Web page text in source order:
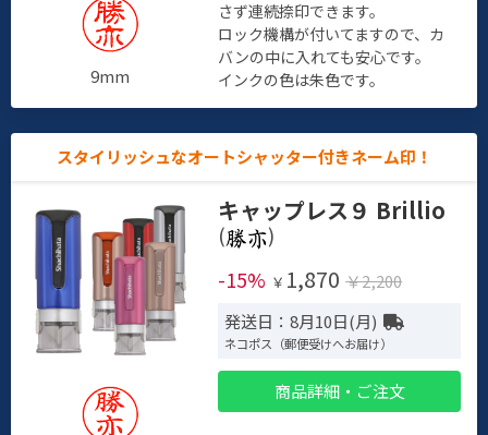
9mm
さず連続捺印できます。
ロック機構が付いてますので、カ
バンの中に入れても安心です。
インクの色は朱色です。
スタイリッシュなオートシャッター付きネーム印！
キャップレス９ Brillio
(
)
-15% ￥ 1,870 ￥2,200
発送日：8月10日(月)
ネコポス（郵便受けへお届け）
商品詳細・ご注文